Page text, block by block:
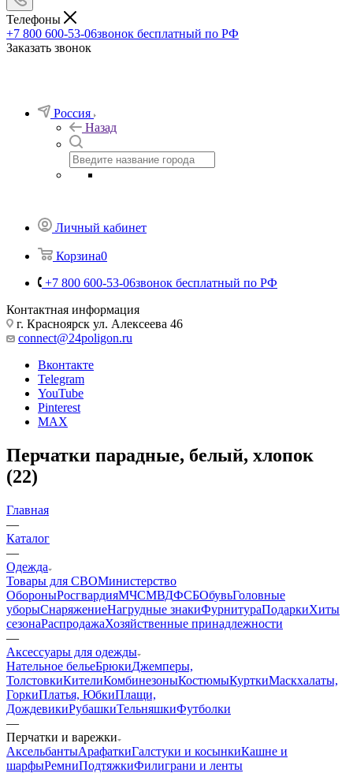
Телефоны
+7 800 600-53-06звонок бесплатный по РФ
Заказать звонок
Россия
Назад
Личный кабинет
Корзина0
+7 800 600-53-06звонок бесплатный по РФ
Контактная информация
г. Красноярск ул. Алексеева 46
connect@24poligon.ru
Вконтакте
Telegram
YouTube
Pinterest
MAX
Перчатки парадные, белый, хлопок
(22)
Главная
—
Каталог
—
Одежда
Товары для СВОМинистерство
ОбороныРосгвардияМЧСМВДФСБОбувьГоловные
уборыСнаряжениеНагрудные знакиФурнитураПодаркиХиты
сезонаРаспродажаХозяйственные принадлежности
—
Аксессуары для одежды
Нательное бельеБрюкиДжемперы,
ТолстовкиКителиКомбинезоныКостюмыКурткиМаскхалаты,
ГоркиПлатья, ЮбкиПлащи,
ДождевикиРубашкиТельняшкиФутболки
—
Перчатки и варежки
АксельбантыАрафаткиГалстуки и косынкиКашне и
шарфыРемниПодтяжкиФилиграни и ленты